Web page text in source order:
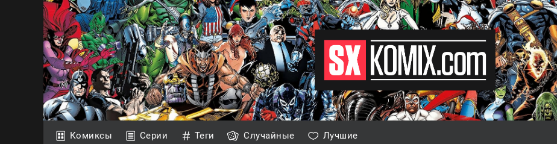
Комиксы Серии Теги Случайные Лучшие